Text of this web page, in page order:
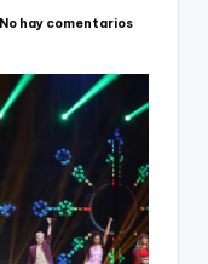
No hay comentarios